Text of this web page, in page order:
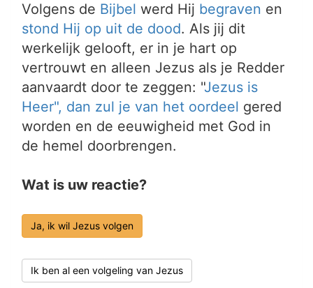
Volgens de Bijbel werd Hij begraven en
stond Hij op uit de dood. Als jij dit
werkelijk gelooft, er in je hart op
vertrouwt en alleen Jezus als je Redder
aanvaardt door te zeggen: "Jezus is
Heer", dan zul je van het oordeel gered
worden en de eeuwigheid met God in
de hemel doorbrengen.
Wat is uw reactie?
Ja, ik wil Jezus volgen
Ik ben al een volgeling van Jezus